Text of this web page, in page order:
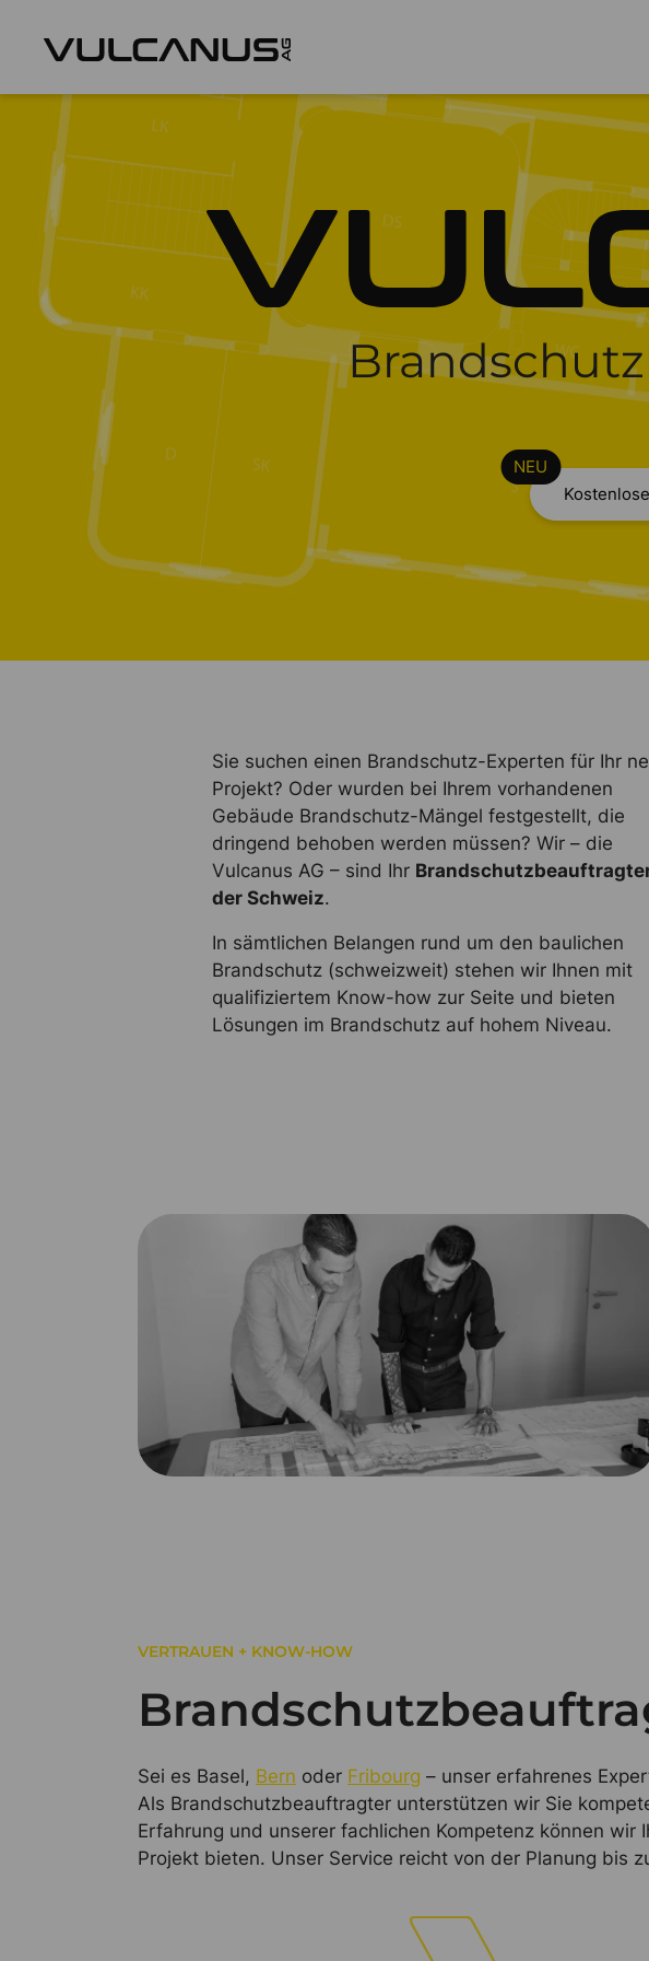
Sie suchen einen Brandschutz-Experten für Ihr
Projekt? Oder wurden bei Ihrem vorhandenen
Gebäude Brandschutz-Mängel festgestellt, die
dringend behoben werden müssen? Wir – die
Vulcanus AG – sind Ihr
der Schweiz.
In sämtlichen Belangen rund um den baulichen
Brandschutz (schweizweit) stehen wir Ihnen mit
qualifiziertem Know-how zur Seite und bieten
Lösungen im Brandschutz auf hohem Niveau.
VERTRAUEN + KNOW-HOW
Sei es Basel, Bern oder Fribourg – unser erfahrenes
Als Brandschutzbeauftragter unterstützen wir Sie
Erfahrung und unserer fachlichen Kompetenz können
Projekt bieten. Unser Service reicht von der Planung bis